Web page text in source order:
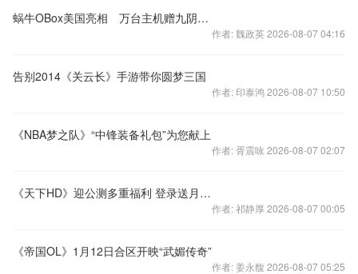
蜗牛OBox美国亮相 万台主机赠九阴玩家
作者: 魏政英 2026-08-07 04:16
告别2014《关云长》手游带你圆梦三国
作者: 印泰鸿 2026-08-07 10:50
《NBA梦之队》“中锋装备礼包”为您献上
作者: 胥震咏 2026-08-07 02:07
《天下HD》迎公测多重福利 登录送月卡首充充值高返还
作者: 祁静厚 2026-08-07 00:05
《帝国OL》1月12日合区开映“武媚传奇”
作者: 姜永馥 2026-08-07 05:25